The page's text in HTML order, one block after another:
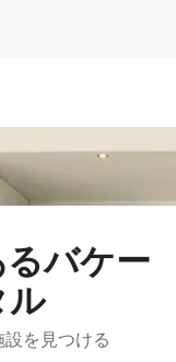
バケー
ル
を見つける